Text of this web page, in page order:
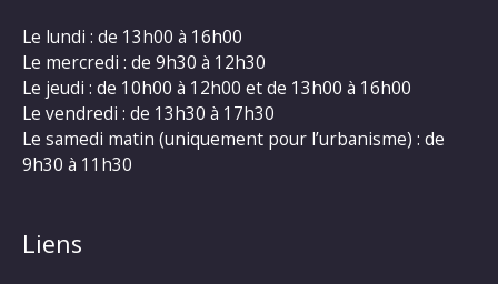
Le lundi : de 13h00 à 16h00
Le mercredi : de 9h30 à 12h30
Le jeudi : de 10h00 à 12h00 et de 13h00 à 16h00
Le vendredi : de 13h30 à 17h30
Le samedi matin (uniquement pour l’urbanisme) : de
9h30 à 11h30
Liens